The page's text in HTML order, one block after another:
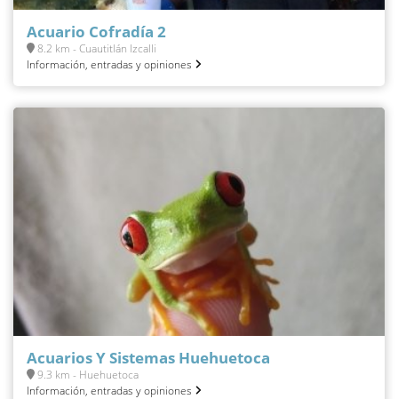
Acuario Cofradía 2
8.2 km - Cuautitlán Izcalli
Información, entradas y opiniones
Acuarios Y Sistemas Huehuetoca
9.3 km - Huehuetoca
Información, entradas y opiniones